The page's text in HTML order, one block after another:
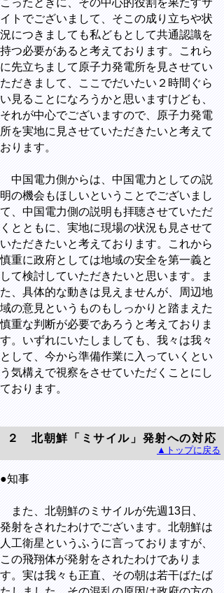
イトでございまして、そこの成り立ちや状
況につきましても私どもとして共通認識を
持つ必要があると考えております。これら
に先立ちまして原子力発電所を見させてい
ただきまして、ここでだいたい２時間ぐら
い見ることになろうかと思いますけども、
それが中心でございますので、原子力発電
所を実地に見させていただきたいと考えて
おります。
中国電力側からは、中国電力としての説
明の機会もほしいということでございまし
て、中国電力側の説明も拝聴させていただ
くとともに、実地に現場の状況も見させて
いただきたいと考えております。これから
慎重に政府としては地域の安全を第一義と
して検討していただきたいと思います。ま
た、具体的な動きは見えませんが、周辺地
域の意見というものもしっかりと踏まえた
慎重な判断が必要であろうと考えておりま
す。いずれにいたしましても、我々は我々
として、今から準備作業に入っていくとい
う気構えで視察をさせていただくことにし
ております。
２ 北朝鮮「ミサイル」発射への対応
▲トップに戻る
●知事
また、北朝鮮のミサイルが先週13日、
発射をされたわけでございます。北朝鮮は
人工衛星というふうに言っておりますが、
この飛翔体が発射をされたわけでありま
す。実は我々も正直、その朝は若干ばたば